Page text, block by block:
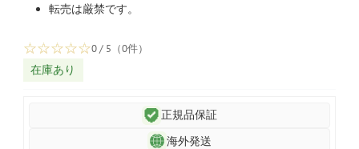
転売は厳禁です。
☆☆☆☆☆0 / 5（0件）
在庫あり
正規品保証
海外発送